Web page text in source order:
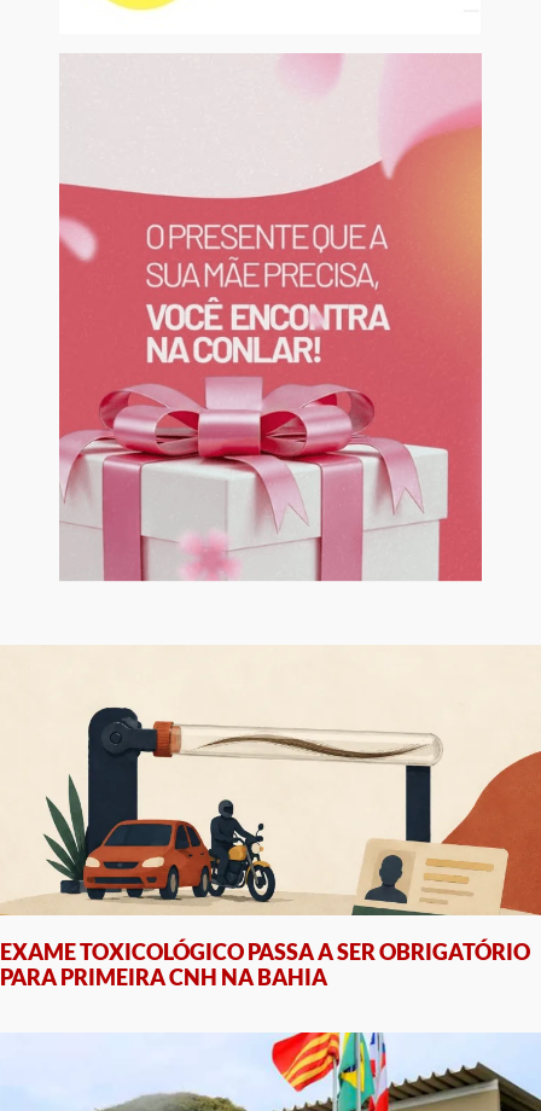
EXAME TOXICOLÓGICO PASSA A SER OBRIGATÓRIO
PARA PRIMEIRA CNH NA BAHIA